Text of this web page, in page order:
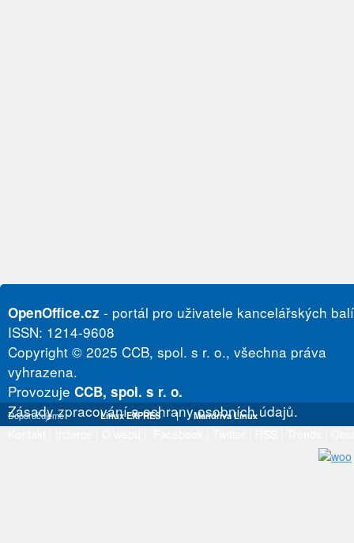
OpenOffice.cz - portál pro uživatele kancelářských
ISSN: 1214-9608
Copyright © 2025 CCB, spol. s r. o., všechna práva
vyhrazena.
Provozuje CCB, spol. s r. o.
Zásady zpracování a ochrany osobních údajů.
Doporučujeme Linux EXPRES | Mandriva Linux